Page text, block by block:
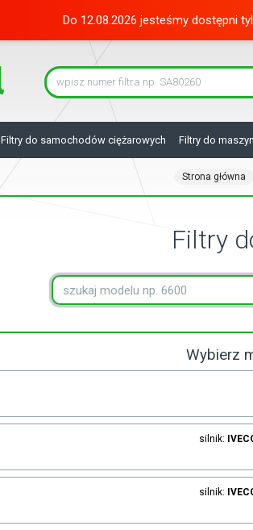
Do 12.08.2026 jesteśmy dostępni
Filtry do samochodów ciężarowych Filtry do
Strona główna
Filtry
Wybierz
silnik:
silnik: